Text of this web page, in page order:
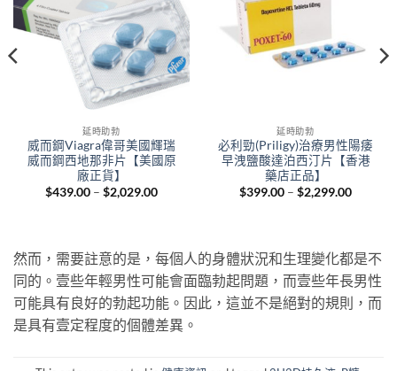
延時助勃
威而鋼Viagra偉哥美國輝瑞
威而鋼西地那非片【美國原
廠正貨】
$439.00 – $2,029.00Price
延時助勃
必利勁(Priligy)治療男性陽痿
早洩鹽酸達泊西汀片【香港
藥店正品】
$399.00 – $2,299.00Price
然而，需要註意的是，每個人的身體狀況和生理變化都是不
同的。壹些年輕男性可能會面臨勃起問題，而壹些年長男性
可能具有良好的勃起功能。因此，這並不是絕對的規則，而
是具有壹定程度的個體差異。